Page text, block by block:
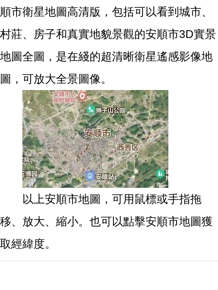
順市衛星地圖高清版，包括可以看到城市、
村莊、房子和真實地貌景觀的安順市3D實景
地圖全圖，是在綫的超清晰衛星遙感影像地
圖，可放大全景圖像。
以上安順市地圖，可用鼠標或手指拖
移、放大、縮小。也可以點擊安順市地圖獲
取經緯度。